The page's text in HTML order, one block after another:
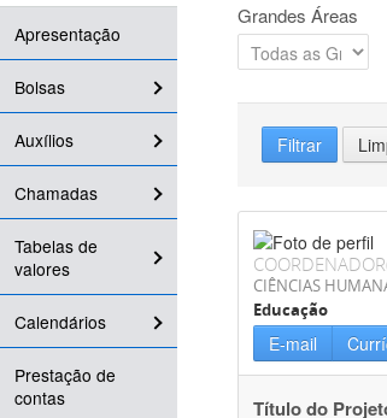
Apresentação
Bolsas
Auxílios
Chamadas
Tabelas de
valores
Calendários
Prestação de
contas
Grandes Áreas
Filtrar
CIÊNCIAS
Educação
E-mail
Título do